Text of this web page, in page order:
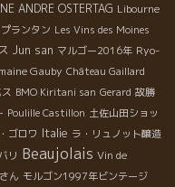
ANDRE OSTERTAG Libourne
ランタン Les Vins des Moines
Jun san マルゴー2016年 Ryo-
Gauby Château Gaillard
BMO Kiritani san Gerard 故勝
Poulille Castillon 土佐山田ショッ
ゴロワ Italie ラ・リュノット醸造
リ Beaujolais Vin de
ん モルゴン1997年ビンテージ